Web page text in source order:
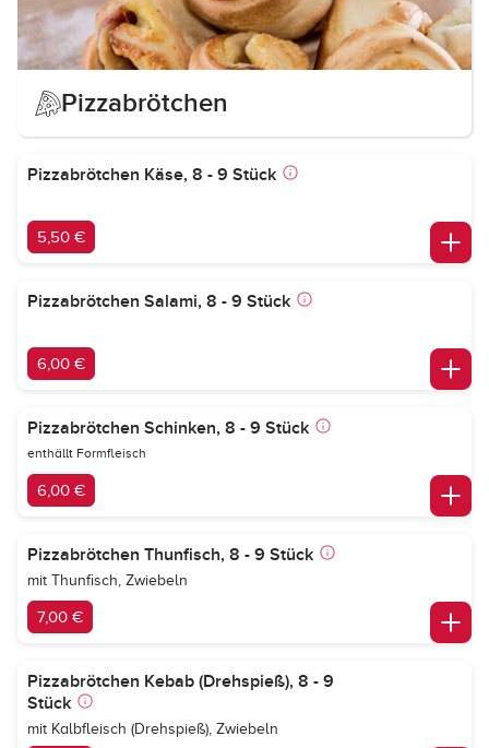
Pizzabrötchen
Pizzabrötchen Käse, 8 - 9 Stück
5,50 €
Pizzabrötchen Salami, 8 - 9 Stück
6,00 €
Pizzabrötchen Schinken, 8 - 9 Stück
enthällt Formfleisch
6,00 €
Pizzabrötchen Thunfisch, 8 - 9 Stück
mit Thunfisch, Zwiebeln
7,00 €
Pizzabrötchen Kebab (Drehspieß), 8 - 9
Stück
mit Kalbfleisch (Drehspieß), Zwiebeln